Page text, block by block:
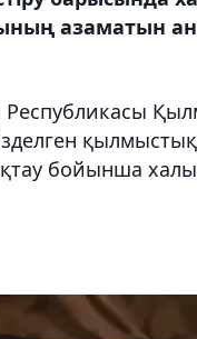
азаматын
бойынша